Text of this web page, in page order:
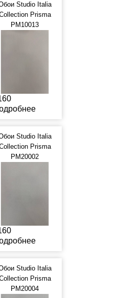
Studio Italia
Prisma
PM10013
Studio Italia
Prisma
PM20002
Studio Italia
Prisma
PM20004